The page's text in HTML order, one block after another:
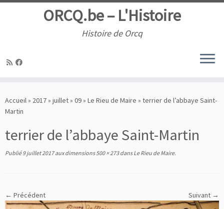
au
contenu
ORCQ.be – L'Histoire
Histoire de Orcq
Accueil» 2017» juillet» 09» Le Rieu de Maire » terrier de l’abbaye Saint-
Martin
terrier de l’abbaye Saint-Martin
Publié 9 juillet 2017aux dimensions500 × 273dansLe Rieu de Maire.
← Précédent Suivant →